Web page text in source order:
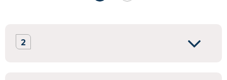
2